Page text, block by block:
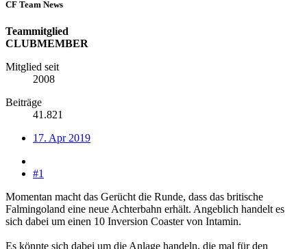
CF Team News
Teammitglied
CLUBMEMBER
Mitglied seit
2008
Beiträge
41.821
17. Apr 2019
#1
Momentan macht das Gerücht die Runde, dass das britische
Falmingoland eine neue Achterbahn erhält. Angeblich handelt es
sich dabei um einen 10 Inversion Coaster von Intamin.
Es könnte sich dabei um die Anlage handeln, die mal für den